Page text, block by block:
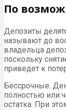
По
Депозиты
называют до
владельца
поскольку
приведет к
Бессрочные.
полностью или
остатка. При